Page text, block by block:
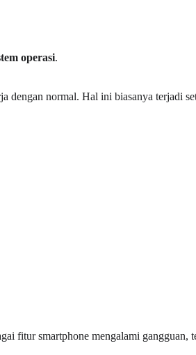
operasi.
dengan normal. Hal ini biasanya terjadi
fitur smartphone mengalami gangguan,